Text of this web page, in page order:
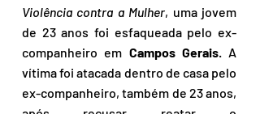
Violência contra a Mulher, uma jovem
de 23 anos foi esfaqueada pelo ex-
companheiro em Campos Gerais. A
vítima foi atacada dentro de casa pelo
ex-companheiro, também de 23 anos,